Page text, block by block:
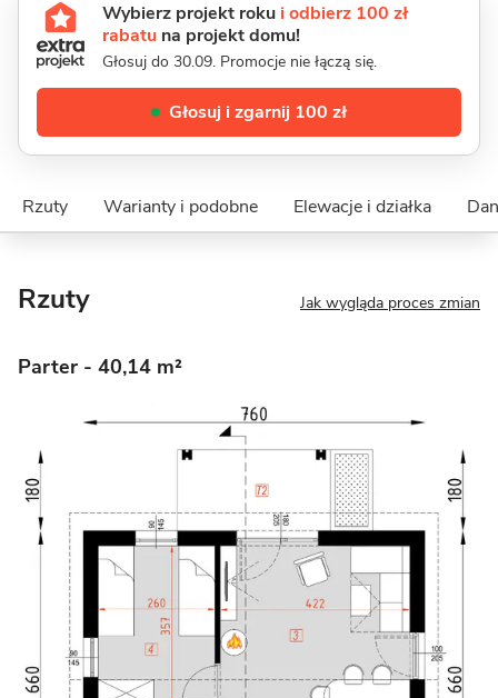
Wybierz projekt roku i odbierz 100 zł
rabatu na projekt domu!
Głosuj do 30.09. Promocje nie łączą się.
Głosuj i zgarnij 100 zł
Rzuty Warianty i podobne Elewacje i działka
Rzuty Jak wygląda proces zmian
Parter - 40,14 m²